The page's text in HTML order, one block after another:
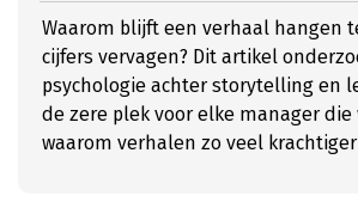
Waarom blijft een verhaal hangen
cijfers vervagen? Dit artikel
psychologie achter storytelling en
de zere plek voor elke manager die
waarom verhalen zo veel